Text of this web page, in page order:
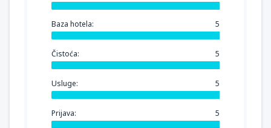
Baza hotela: 5
Čistoća: 5
Usluge: 5
Prijava: 5